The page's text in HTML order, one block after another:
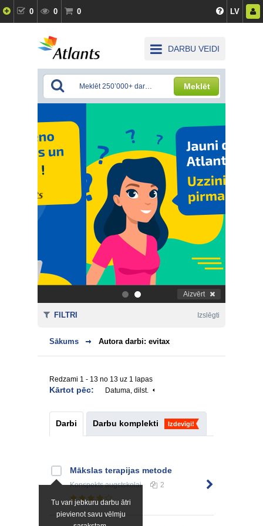
0 0 0 LV
DARBU VEIDI
Meklēt
. Aizvērt
Sākums Autora darbi: evitax
Redzami 1 - 13 no 13 uz 1 lapas
Kārtot pēc: Datuma, dilst.
Darbi Darbu komplekti Izdevīgi!
Tu vari jebkuru darbu ātri
pievienot savu vēlmju
Mākslas terapijas metode
Konspektsaugstskolai 2
FILTRI Izslēgti